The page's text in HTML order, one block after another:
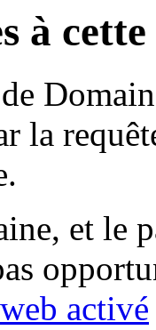
à
la
et le
activé